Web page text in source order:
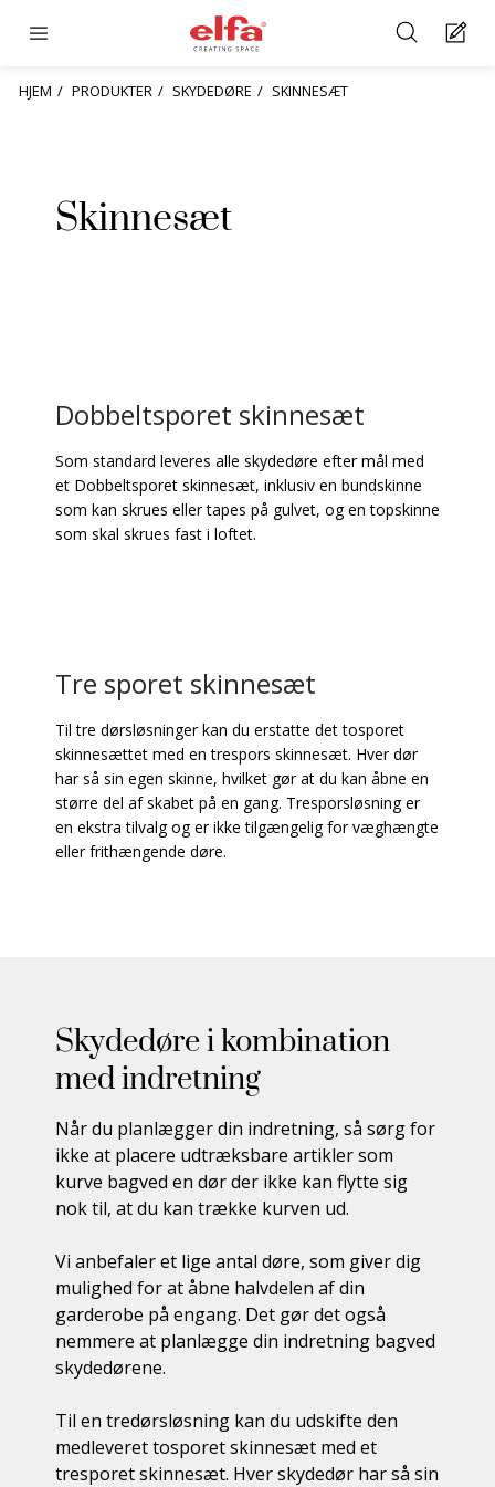
HJEM PRODUKTER SKYDEDØRE SKINNESÆT
Skinnesæt
Dobbeltsporet skinnesæt
Som standard leveres alle skydedøre efter mål med
et Dobbeltsporet skinnesæt, inklusiv en bundskinne
som kan skrues eller tapes på gulvet, og en topskinne
som skal skrues fast i loftet.
Tre sporet skinnesæt
Til tre dørsløsninger kan du erstatte det tosporet
skinnesættet med en trespors skinnesæt. Hver dør
har så sin egen skinne, hvilket gør at du kan åbne en
større del af skabet på en gang. Tresporsløsning er
en ekstra tilvalg og er ikke tilgængelig for væghængte
eller frithængende døre.
Skydedøre i kombination
med indretning
Når du planlægger din indretning, så sørg for
ikke at placere udtræksbare artikler som
kurve bagved en dør der ikke kan flytte sig
nok til, at du kan trække kurven ud.
Vi anbefaler et lige antal døre, som giver dig
mulighed for at åbne halvdelen af din
garderobe på engang. Det gør det også
nemmere at planlægge din indretning bagved
skydedørene.
Til en tredørsløsning kan du udskifte den
medleveret tosporet skinnesæt med et
tresporet skinnesæt. Hver skydedør har så sin